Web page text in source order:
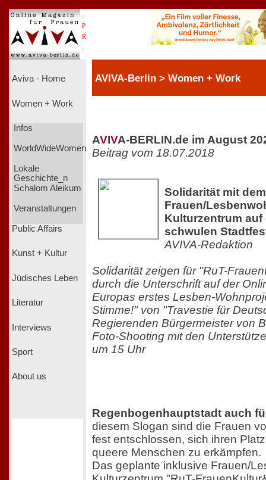
P
R
Aviva - Home
Women + Work
Infos
WorldWideWomen
Lokale
Geschichte_n
Schalom Aleikum
Veranstaltungen
Public Affairs
Kunst + Kultur
Jüdisches Leben
Literatur
Interviews
Sport
About us
AVIVA-Berlin > Women + Work
AVIVA-BERLIN.de im August
Beitrag vom 18.07.2018
Solidarität mit
Frauen/
Kulturzentrum
schwulen
AVIVA-Redaktion
Solidarität zeigen für "RuT-
durch die Unterschrift auf der
Europas erstes Lesben-
Stimme!" von "Travestie für
Regierenden Bürgermeister von
Foto-Shooting mit den
um 15 Uhr
Regenbogenhauptstadt auch
diesem Slogan sind die Frauen
fest entschlossen, sich ihren
queere Menschen zu erkämpfen.
Das geplante inklusive Frauen/